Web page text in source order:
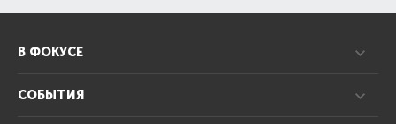
В ФОКУСЕ
СОБЫТИЯ